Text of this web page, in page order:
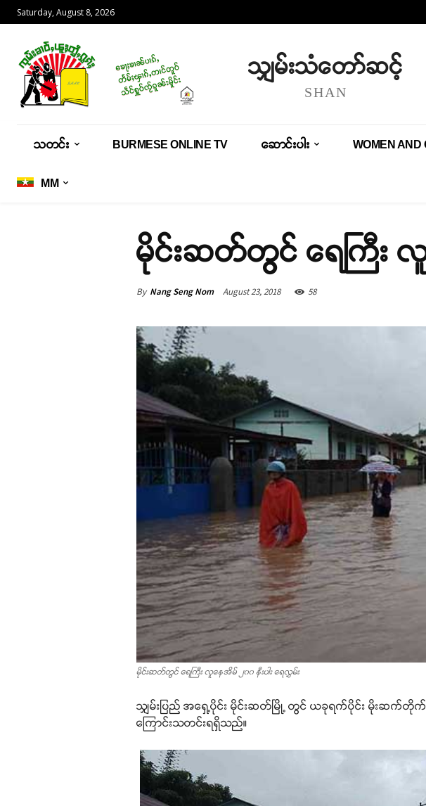
Saturday, August 8, 2026
သျှမ်းသံတော်ဆင့်
SHAN
သတင်း BURMESE ONLINE TV ဆောင်းပါး WOMEN AND
MM
မိုင်းဆတ်တွင် ရေကြီး လူ
By Nang Seng Nom August 23, 2018 58
မိုင်းဆတ်တွင် ရေကြီး လူနေအိမ် ၂၀၀ နီးပါး ရေလွှမ်း
သျှမ်းပြည် အရှေ့ပိုင်း မိုင်းဆတ်မြို့ တွင် ယခုရက်ပိုင်း မိုးဆက်တိုက် ရွာ
ကြောင်းသတင်းရရှိသည်။